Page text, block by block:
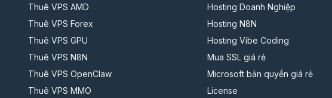
Thuê VPS AMD
Thuê VPS Forex
Thuê VPS GPU
Thuê VPS N8N
Thuê VPS OpenClaw
Thuê VPS MMO
Hosting Doanh Nghiệp
Hosting N8N
Hosting Vibe Coding
Mua SSL giá rẻ
Microsoft bản quyền giá rẻ
License